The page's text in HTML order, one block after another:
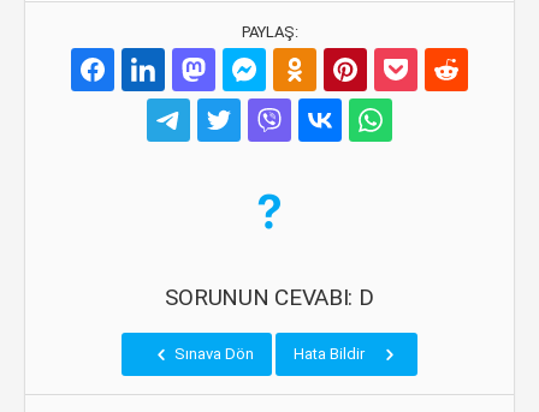
PAYLAŞ:
SORUNUN CEVABI: D
Sınava Dön Hata Bildir